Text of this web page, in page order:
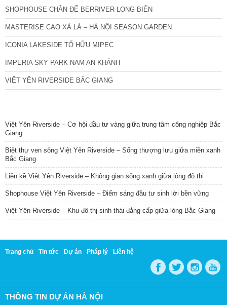
SHOPHOUSE CHÂN ĐẾ BERRIVER LONG BIÊN
MASTERISE CAO XÀ LÁ – HÀ NỘI SEASON GARDEN
ICONIA LAKESIDE TỐ HỮU MIPEC
IMPERIA SKY PARK NAM AN KHÁNH
VIỆT YÊN RIVERSIDE BẮC GIANG
Việt Yên Riverside – Cơ hội đầu tư vàng giữa trung tâm công nghiệp Bắc
Giang
Biệt thự ven sông Việt Yên Riverside – Sống thượng lưu giữa miền xanh
Bắc Giang
Liền kề Việt Yên Riverside – Không gian sống xanh giữa lòng đô thị
Shophouse Việt Yên Riverside – Điểm sáng đầu tư sinh lời bền vững
Việt Yên Riverside – Khu đô thị sinh thái đẳng cấp giữa lòng Bắc Giang
Trang chủ Tin tức Dự án Pháp lý Liên hệ
THÔNG TIN DỰ ÁN HÀ NỘI